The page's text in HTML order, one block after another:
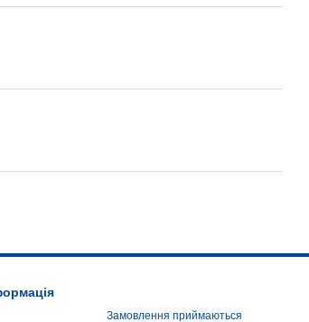
Замовлення приймаються